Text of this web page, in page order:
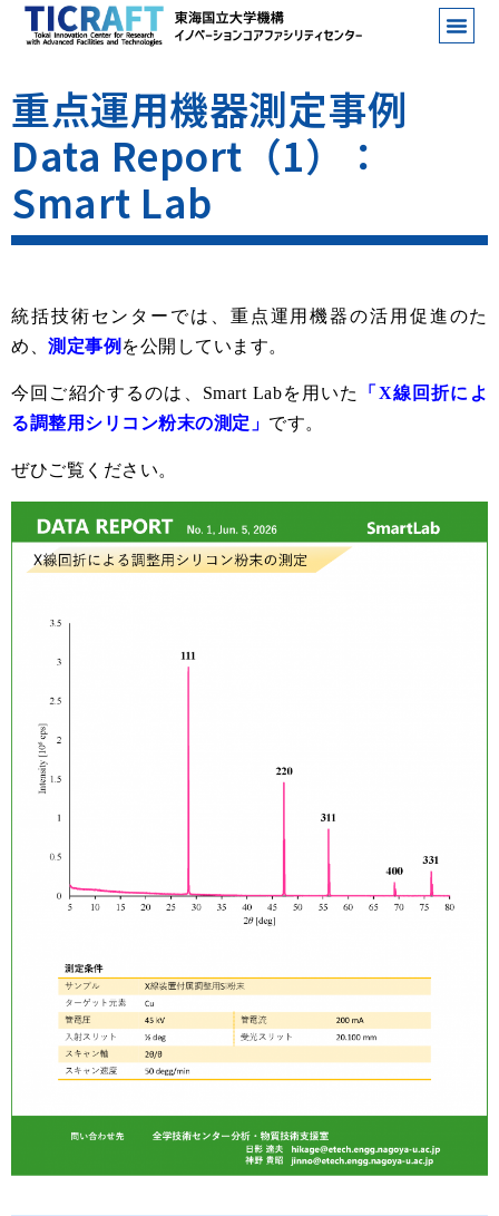
重点運用機器測定事例
Data Report（1）：
Smart Lab
統括技術センターでは、重点運用機器の活用促進のた
め、 測定事例 を公開しています。
今回ご紹介するのは、Smart Labを用いた 「 X線回折によ
る調整用シリコン粉末の測定 」 です。
ぜひご覧ください。